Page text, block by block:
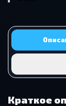
Краткое